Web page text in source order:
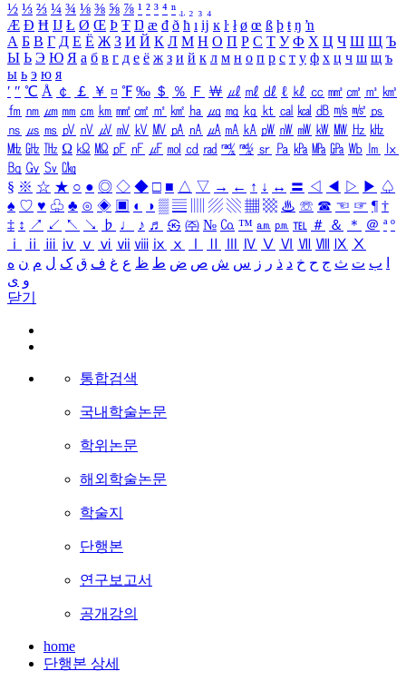
½ ⅓ ⅔ ¼ ¾ ⅛ ⅜ ⅝ ⅞ ¹ ² ³ ⁴ ⁿ ₁ ₂ ₃ ₄
Æ Ð Ħ Ĳ Ł Ø Œ Þ Ŧ Ŋ æ đ ð ħ ı ĳ ĸ ŀ ł ø œ ß þ ŧ ŋ ŉ
А Б В Г Д Е Ё Ж З И Й К Л М Н О П Р С Т У Ф Х Ц Ч Ш Щ Ъ
Ы Ь Э Ю Я а б в г д е ё ж з и й к л м н о п р с т у ф х ц ч ш щ ъ
ы ь э ю я
′ ″ ℃ Å ￠ ￡ ￥ ¤ ℉ ‰ ＄ ％ Ｆ ￦ ㎕ ㎖ ㎗ ℓ ㎘ ㏄ ㎣ ㎤ ㎥ ㎦
㎙ ㎚ ㎛ ㎜ ㎝ ㎞ ㎟ ㎠ ㎡ ㎢ ㏊ ㎍ ㎎ ㎏ ㏏ ㎈ ㎉ ㏈ ㎧ ㎨ ㎰
㎱ ㎲ ㎳ ㎴ ㎵ ㎶ ㎷ ㎸ ㎹ ㎀ ㎁ ㎂ ㎃ ㎄ ㎺ ㎻ ㎽ ㎾ ㎿ ㎐ ㎑
㎒ ㎓ ㎔ Ω ㏀ ㏁ ㎊ ㎋ ㎌ ㏖ ㏅ ㎭ ㎮ ㎯ ㏛ ㎩ ㎪ ㎫ ㎬ ㏝ ㏐
㏓
㏃ ㏉ ㏜ ㏆
§ ※ ☆ ★ ○ ● ◎ ◇ ◆ □ ■ △ ▽ → ← ↑ ↓ ↔ 〓 ◁ ◀ ▷ ▶ ♤
♠ ♡ ♥ ♧ ♣ ⊙ ◈ ▣ ◐ ◑ ▒ ▤ ▨ ▧ ▦ ▩ ♨ ☏ ☎ ☜ ☞ ¶ †
‡ ↕ ↗ ↙ ↖ ↘ ♭ ♩ ♪ ♬ ㉿ ㈜ № ㏇ ™ ㏂ ㏘ ℡ ＃ ＆ ＊ ＠ ª º
ⅰ
ⅱ ⅲ ⅳ ⅴ ⅵ ⅶ ⅷ ⅸ ⅹ Ⅳ Ⅴ Ⅵ Ⅶ Ⅷ Ⅸ Ⅹ
ب ت ث ج ح خ د ذ ر ز س ش ص ض ط ظ ع غ ف ق ک ل م ن ه
و ی
닫기
통합검색
국내학술논문
학위논문
해외학술논문
학술지
단행본
연구보고서
공개강의
home
단행본 상세